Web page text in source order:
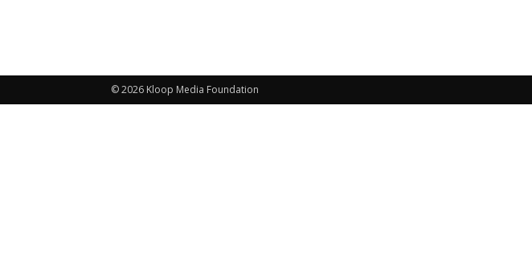
© 2026 Kloop Media Foundation